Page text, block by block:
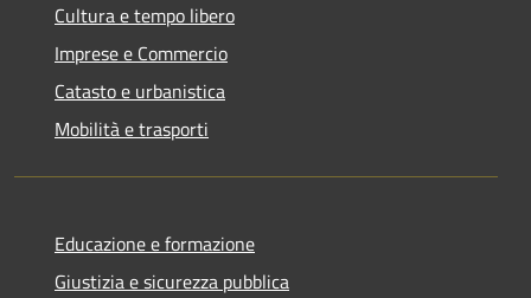
Cultura e tempo libero
Imprese e Commercio
Catasto e urbanistica
Mobilità e trasporti
Educazione e formazione
Giustizia e sicurezza pubblica